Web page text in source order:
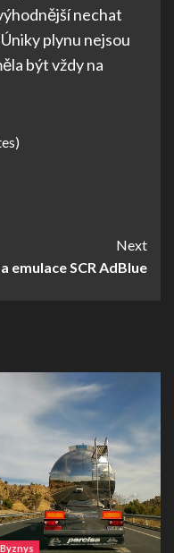
nechat
plynu nejsou
být vždy na
Next
emulace SCR AdBlue
Byznys